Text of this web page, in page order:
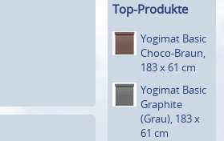
Top-Produkte
Yogimat Basic
Choco-Braun,
183 x 61 cm
Yogimat Basic
Graphite
(Grau), 183 x
61 cm